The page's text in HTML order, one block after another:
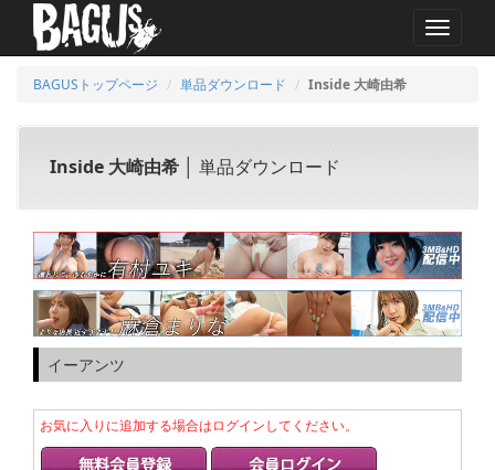
MENU
BAGUSトップページ 単品ダウンロード Inside 大崎由希
Inside 大崎由希 │ 単品ダウンロード
イーアンツ
お気に入りに追加する場合はログインしてください。